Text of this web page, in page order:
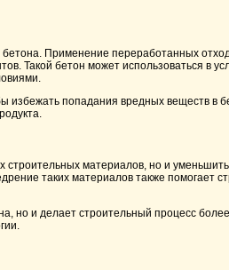
Применение переработанных
Такой бетон может использоваться
попадания вредных веществ в
материалов, но и
таких материалов также помогает
но и делает строительный процесс